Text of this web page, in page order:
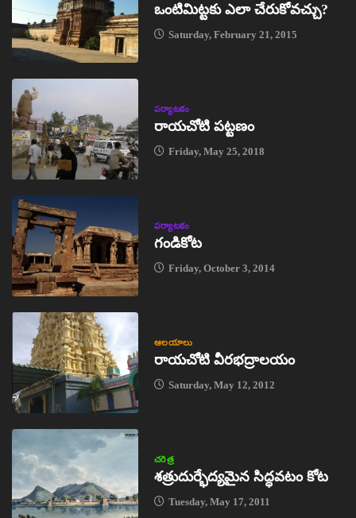
ఒంటిమిట్టకు ఎలా చేరుకోవచ్చు?
Saturday, February 21, 2015
పర్యాటకం
రాయచోటి పట్టణం
Friday, May 25, 2018
పర్యాటకం
గండికోట
Friday, October 3, 2014
ఆలయాలు
రాయచోటి వీరభద్రాలయం
Saturday, May 12, 2012
చరిత్ర
శత్రుదుర్భేద్యమైన సిద్ధవటం కోట
Tuesday, May 17, 2011